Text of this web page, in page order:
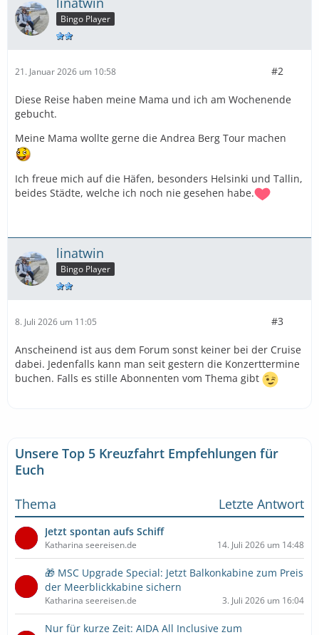
Bingo Player
21. Januar 2026 um 10:58 #2
Diese Reise haben meine Mama und ich am Wochenende
gebucht.
Meine Mama wollte gerne die Andrea Berg Tour machen
Ich freue mich auf die Häfen, besonders Helsinki und Tallin,
beides Städte, welche ich noch nie gesehen habe.
linatwin
Bingo Player
8. Juli 2026 um 11:05 #3
Anscheinend ist aus dem Forum sonst keiner bei der Cruise
dabei. Jedenfalls kann man seit gestern die Konzerttermine
buchen. Falls es stille Abonnenten vom Thema gibt
Unsere Top 5 Kreuzfahrt Empfehlungen für
Euch
Thema
Letzte Antwort
Jetzt spontan aufs Schiff
Katharina seereisen.de 14. Juli 2026 um 14:48
🎁 MSC Upgrade Special: Jetzt Balkonkabine zum Preis
der Meerblickkabine sichern
Katharina seereisen.de 3. Juli 2026 um 16:04
Nur für kurze Zeit: AIDA All Inclusive zum